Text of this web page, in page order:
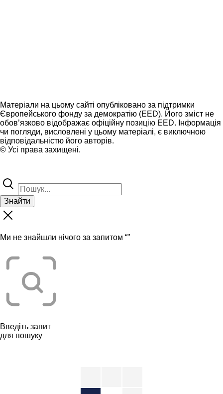
Матеріали на цьому сайті опубліковано за підтримки
Європейського фонду за демократію (EED). Його зміст не
обов’язково відображає офіційну позицію EED. Інформація
чи погляди, висловлені у цьому матеріалі, є виключною
відповідальністю його авторів.
© Усі права захищені.
Знайти
Ми не знайшли нічого за запитом “”
Введіть запит
для пошуку